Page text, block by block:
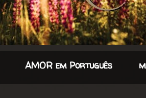
AMOR em Português